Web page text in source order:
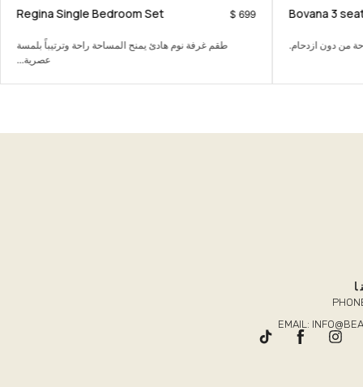
Bovana 3
من دون ازدحام.
Regina Single Bedroom Set 699
$
طقم غرفة نوم هادئ يمنح المساحة راحة وترتيباً بلمسة
عصرية...
EMAIL: